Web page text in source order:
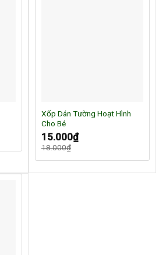
Xốp Dán Tường Hoạt Hình
Cho Bé
18.000₫
Giá
gốc
là:
15.000₫
Giá
hiện
tại
15.000₫.